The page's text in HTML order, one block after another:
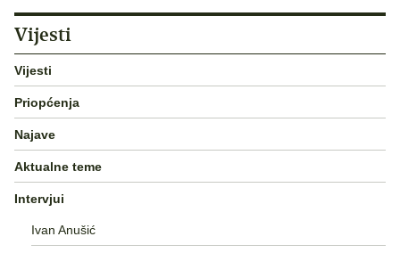
Vijesti
Vijesti
Priopćenja
Najave
Aktualne teme
Intervjui
Ivan Anušić